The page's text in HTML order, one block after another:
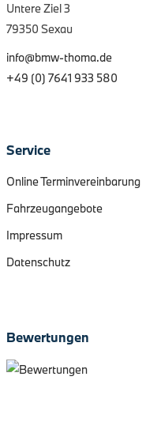
Untere Ziel 3
79350 Sexau
info@bmw-thoma.de
+49 (0) 7641 933 580
Service
Online Terminvereinbarung
Fahrzeugangebote
Impressum
Datenschutz
Bewertungen